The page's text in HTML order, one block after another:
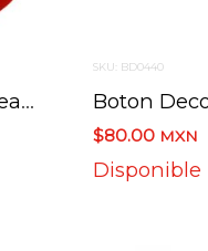
Boton Decorativo 10402 Steamboat Willie Disney
SKU: BD0440
$80.00 MXN
Disponible